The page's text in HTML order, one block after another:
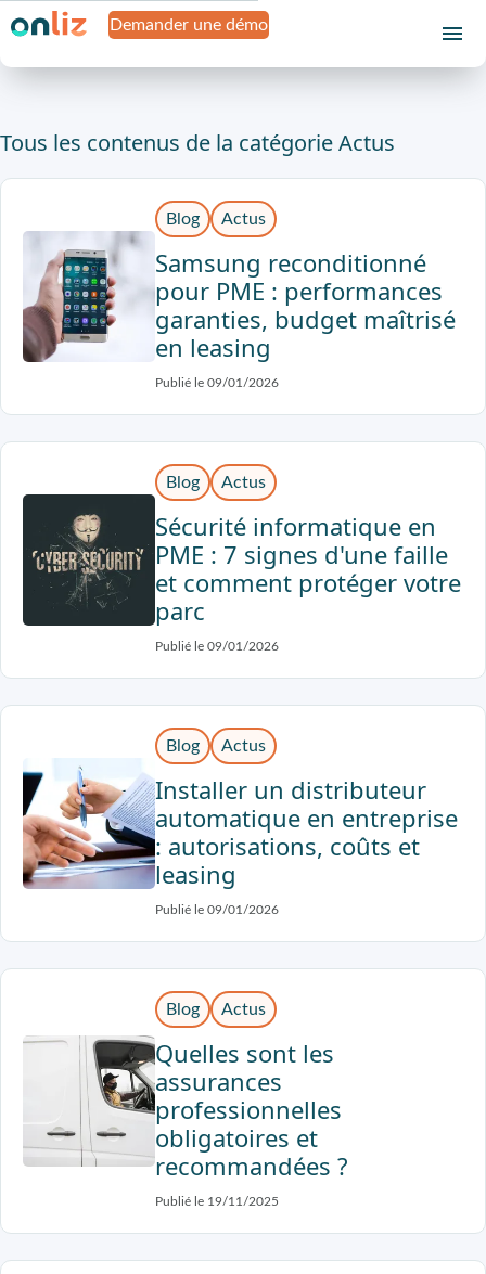
Demander une démo
Tous les contenus de la catégorie Actus
Blog Actus
Samsung reconditionné
pour PME : performances
garanties, budget maîtrisé
en leasing
Publié le 09/01/2026
Blog Actus
Sécurité informatique en
PME : 7 signes d'une faille
et comment protéger votre
parc
Publié le 09/01/2026
Blog Actus
Installer un distributeur
automatique en entreprise
: autorisations, coûts et
leasing
Publié le 09/01/2026
Blog Actus
Quelles sont les
assurances
professionnelles
obligatoires et
recommandées ?
Publié le 19/11/2025